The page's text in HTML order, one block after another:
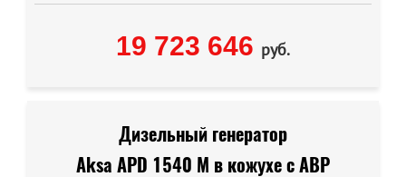
19 723 646 руб.
Дизельный генератор
Aksa APD 1540 M в кожухе с АВР